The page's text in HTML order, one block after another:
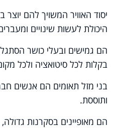
יסוד האוויר המשויך להם
היכולת לעשות שינויים
הם גמישים ובעלי כושר
בקלות לכל סיטואציה ולכל
בני מזל תאומים הם אנשים
ותוססת.
הם מאופיינים בסקרנות